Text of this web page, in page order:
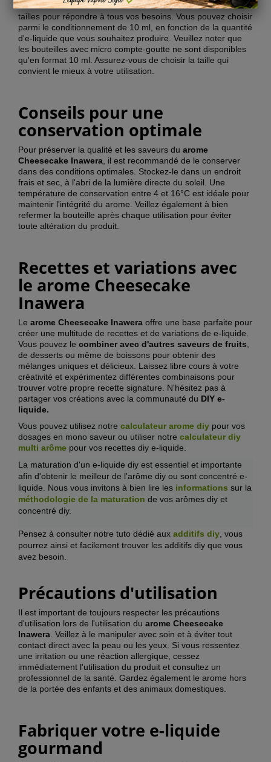
Le arome Cheesecake Inaweraest disponible en différentes
tailles pour répondre à tous vos besoins. Vous pouvez choisir
parmi le conditionnement de 10 ml, en fonction de la quantité
d'e-liquide que vous souhaitez produire. Veuillez noter que
les bouteilles avec micro compte-goutte ne sont disponibles
qu'en format 10 ml. Assurez-vous de choisir la taille qui
convient le mieux à votre utilisation.
Conseils pour une
conservation optimale
Pour préserver la qualité et les saveurs du arome
Cheesecake Inawera, il est recommandé de le conserver
dans des conditions optimales. Stockez-le dans un endroit
frais et sec, à l'abri de la lumière directe du soleil. Une
température de conservation entre 4 et 16°C est idéale pour
maintenir l'intégrité du arome. Veillez également à bien
refermer la bouteille après chaque utilisation pour éviter
toute altération du produit.
Recettes et variations avec
le arome Cheesecake
Inawera
Le arome Cheesecake Inawera offre une base parfaite pour
créer une multitude de recettes et de variations de e-liquide.
Vous pouvez le combiner avec d'autres saveurs de fruits,
de desserts ou même de boissons pour obtenir des
mélanges uniques et délicieux. Laissez libre cours à votre
créativité et expérimentez différentes combinaisons pour
trouver votre propre recette signature. N'hésitez pas à
partager vos créations avec la communauté du DIY e-
liquide.
Vous pouvez utilisez notre calculateur arome diy pour vos
dosages en mono saveur ou utiliser notre calculateur diy
multi arôme pour vos recettes diy e-liquide.
La maturation d'un e-liquide diy est essentiel et importante
afin d'obtenir le meilleur de l'arôme diy ou sont concentré e-
liquide. Nous vous invitons à bien lire les informations sur la
méthodologie de la maturation de vos arômes diy et
concentré diy.
Pensez à consulter notre tuto dédié aux additifs diy, vous
pourrez ainsi et facilement trouver les additifs diy que vous
avez besoin.
Précautions d'utilisation
Il est important de toujours respecter les précautions
d'utilisation lors de l'utilisation du arome Cheesecake
Inawera. Veillez à le manipuler avec soin et à éviter tout
contact direct avec la peau ou les yeux. Si vous ressentez
une irritation ou une réaction allergique, cessez
immédiatement l'utilisation du produit et consultez un
professionnel de la santé. Gardez également le arome hors
de la portée des enfants et des animaux domestiques.
Fabriquer votre e-liquide
gourmand